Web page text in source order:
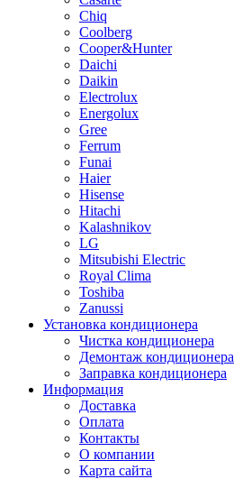
Chiq
Coolberg
Cooper&Hunter
Daichi
Daikin
Electrolux
Energolux
Gree
Ferrum
Funai
Haier
Hisense
Hitachi
Kalashnikov
LG
Mitsubishi Electric
Royal Clima
Toshiba
Zanussi
Установка кондиционера
Чистка кондиционера
Демонтаж кондиционера
Заправка кондиционера
Информация
Доставка
Оплата
Контакты
О компании
Карта сайта